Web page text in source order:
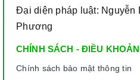
Đại diện pháp luật: Nguyễn
Phương
CHÍNH SÁCH - ĐIỀU KHOẢN
Chính sách bảo mật thông tin